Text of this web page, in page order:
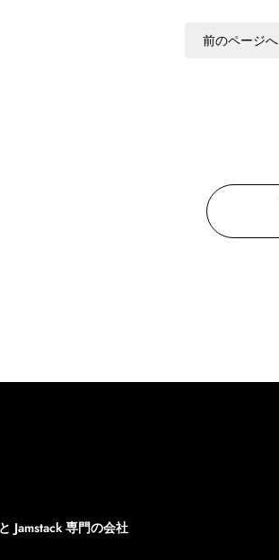
前のページへ
Jamstack 専門の会社